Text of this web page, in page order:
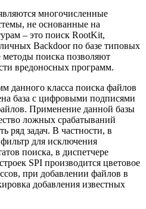
многочисленные
не основанные на
– это поиск RootKit,
Backdoor по базе типовых
поиска позволяют
вредоносных программ.
данного класса поиска файлов
база с цифровыми подписями
Применение данной базы
ложных срабатываний
ряд задач. В частности, в
для исключения
поиска, в диспетчере
SPI производится цветовое
при добавлении файлов в
добавления известных